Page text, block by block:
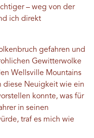
– weg von der
ich direkt
gefahren und
Gewitterwolke
Wellsville Mountains
diese Neuigkeit wie ein
konnte, was für
in seinen
traf es mich wie